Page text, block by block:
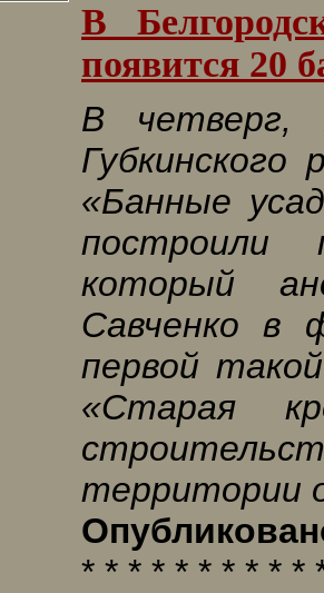
В
появится 20
В четверг,
Губкинского
«Банные
построили
который
Савченко в
первой
«Старая
территории
* * * * * * * * * *